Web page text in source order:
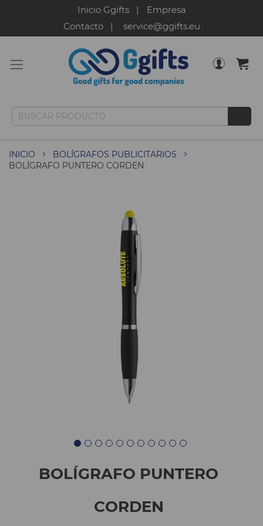
Inicio Ggifts
Empresa
Contacto
service@ggifts.eu
INICIO
BOLÍGRAFOS PUBLICITARIOS
BOLÍGRAFO PUNTERO CORDEN
BOLÍGRAFO PUNTERO
CORDEN